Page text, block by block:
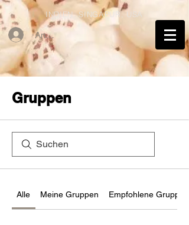
INDIEN, SINGAPUR, USA
Anmelden
Gruppen
Alle Meine Gruppen Empfohlene Gruppen